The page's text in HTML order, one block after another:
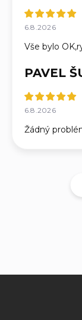
6.8.2026
Vše bylo
PAVEL
6.8.2026
Žádný